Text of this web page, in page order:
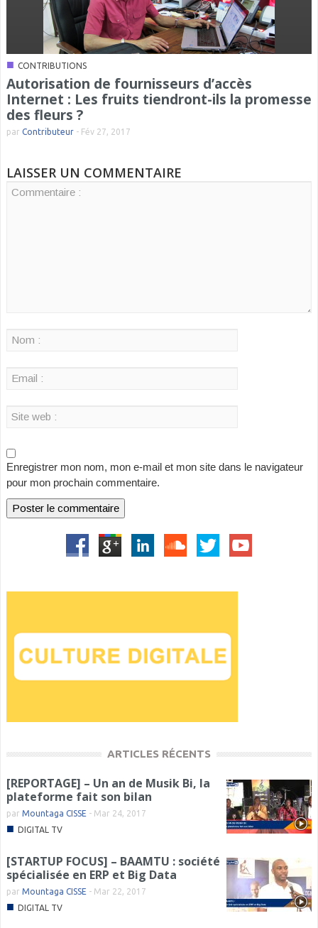
■ CONTRIBUTIONS
Autorisation de fournisseurs d’accès
Internet : Les fruits tiendront-ils la promesse
des fleurs ?
par Contributeur - Fév 27, 2017
LAISSER UN COMMENTAIRE
Enregistrer mon nom, mon e-mail et mon site dans le navigateur
pour mon prochain commentaire.
ARTICLES RÉCENTS
[REPORTAGE] – Un an de Musik Bi, la
plateforme fait son bilan
par Mountaga CISSE - Mar 24, 2017
■ DIGITAL TV
[STARTUP FOCUS] – BAAMTU : société
spécialisée en ERP et Big Data
par Mountaga CISSE - Mar 22, 2017
■ DIGITAL TV